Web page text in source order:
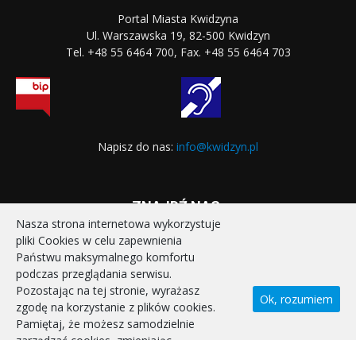
Portal Miasta Kwidzyna
Ul. Warszawska 19, 82-500 Kwidzyn
Tel. +48 55 6464 700, Fax. +48 55 6464 703
Napisz do nas: info@kwidzyn.pl
ZNAJDŹ NAS:
STRONA GŁÓWNA
REALIZOWANE PROJEKTY
POLITYKA PRYWATNOŚCI
DEKLARACJA DOSTĘPNOŚCI
Nasza strona internetowa wykorzystuje
pliki Cookies w celu zapewnienia
Państwu maksymalnego komfortu
podczas przeglądania serwisu.
Pozostając na tej stronie, wyrażasz
zgodę na korzystanie z plików cookies.
Pamiętaj, że możesz samodzielnie
Ok, rozumiem